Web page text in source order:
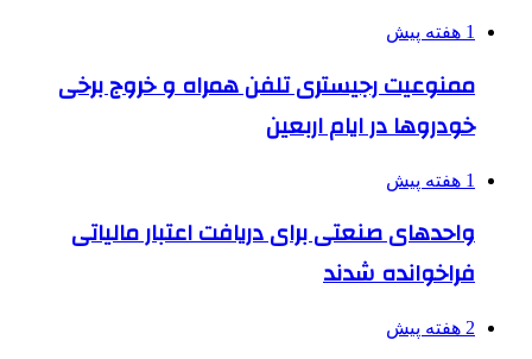
1 هفته پیش
ممنوعیت رجیستری تلفن همراه و خروج برخی
خودروها در ایام اربعین
1 هفته پیش
واحدهای صنعتی برای دریافت اعتبار مالیاتی
فراخوانده شدند
2 هفته پیش